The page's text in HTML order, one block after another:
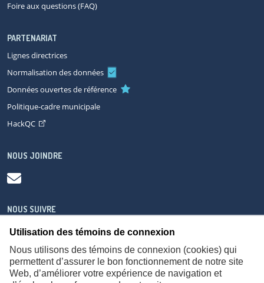
Utilisation des témoins de connexion
Nous utilisons des témoins de connexion (cookies) qui
permettent d’assurer le bon fonctionnement de notre site
Web, d’améliorer votre expérience de navigation et
Foire aux questions (FAQ)
PARTENARIAT
Lignes directrices
Normalisation des données
Données ouvertes de référence
Politique-cadre municipale
HackQC
NOUS JOINDRE
NOUS SUIVRE